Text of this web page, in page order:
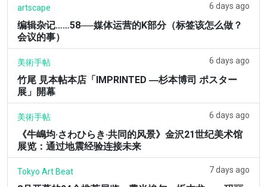
artscape 6 days ago
编辑杂记……58──媒体运营的K部分（标签该怎么做？
会议的事）
美術手帖 6 days ago
竹尾 見本帖本店「IMPRINTED ―杉本博司 ポスター
展」開幕
美術手帖 6 days ago
《牛嶋均·さわひらき·共同的风景》金沢21世纪美术馆
展览：通过地震经验连接未来
Tokyo Art Beat 7 days ago